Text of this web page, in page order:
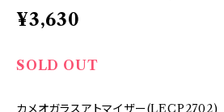
¥3,630
SOLD OUT
カメオガラスアトマイザー(LECP2702)